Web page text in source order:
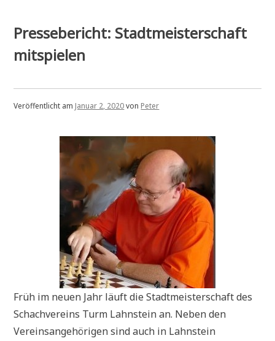
Jugend
Pressebericht: Stadtmeisterschaft
mitspielen
Veröffentlicht am Januar 2, 2020von Peter
Früh im neuen Jahr läuft die Stadtmeisterschaft des
Schachvereins Turm Lahnstein an. Neben den
Vereinsangehörigen sind auch in Lahnstein